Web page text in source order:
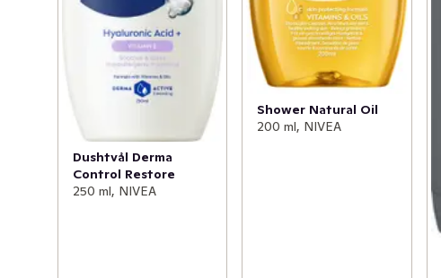
Dushtvål Derma
Control Restore
250 ml, NIVEA
Shower Natural Oil
200 ml, NIVEA